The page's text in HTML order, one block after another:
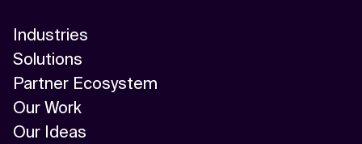
Industries
Solutions
Partner Ecosystem
Our Work
Our Ideas